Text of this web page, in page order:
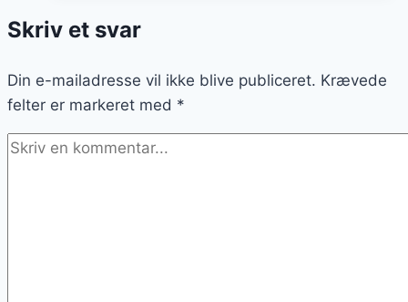
til
resultat
Skriv et svar
Din e-mailadresse vil ikke blive publiceret. Krævede
felter er markeret med *